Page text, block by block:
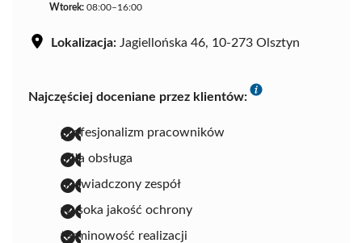
Wtorek: 08:00–16:00
Lokalizacja: Jagiellońska 46, 10-273 Olsztyn
Najczęściej doceniane przez klientów:
profesjonalizm pracowników
miła obsługa
doświadczony zespół
wysoka jakość ochrony
terminowość realizacji